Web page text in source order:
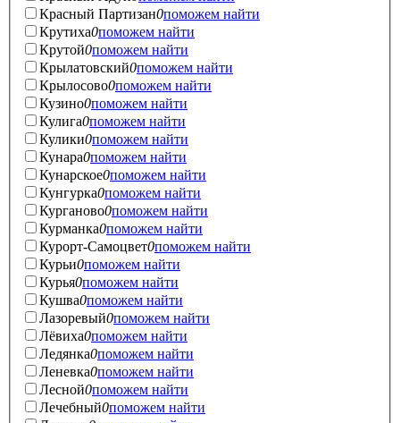
Красный Партизан0поможем найти
Крутиха0поможем найти
Крутой0поможем найти
Крылатовский0поможем найти
Крылосово0поможем найти
Кузино0поможем найти
Кулига0поможем найти
Кулики0поможем найти
Кунара0поможем найти
Кунарское0поможем найти
Кунгурка0поможем найти
Курганово0поможем найти
Курманка0поможем найти
Курорт-Самоцвет0поможем найти
Курьи0поможем найти
Курья0поможем найти
Кушва0поможем найти
Лазоревый0поможем найти
Лёвиха0поможем найти
Ледянка0поможем найти
Леневка0поможем найти
Лесной0поможем найти
Лечебный0поможем найти